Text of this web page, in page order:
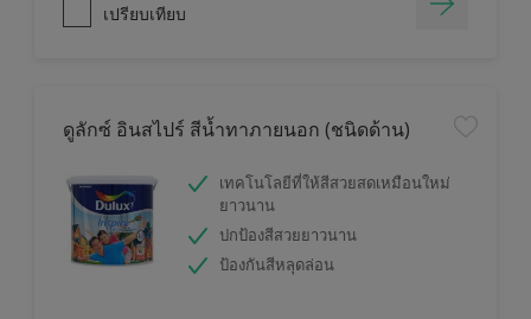
เปรียบเทียบ
ดูลักซ์ อินสไปร์ สีน้ำทาภายนอก (ชนิดด้าน)
เทคโนโลยีที่ให้สีสวยสดเหมือนใหม่
ยาวนาน
ปกป้องสีสวยยาวนาน
ป้องกันสีหลุดล่อน